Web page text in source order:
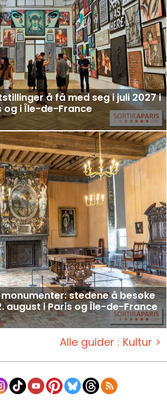
å få med seg i juli 2027 i
og i Île-de-France
stedene å besøke
august i Paris og Île-de-France
Alle guider : Kultur >